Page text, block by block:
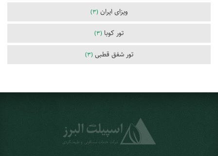
ویزای ایران (3)
تور کوبا (3)
تور شفق قطبی (3)